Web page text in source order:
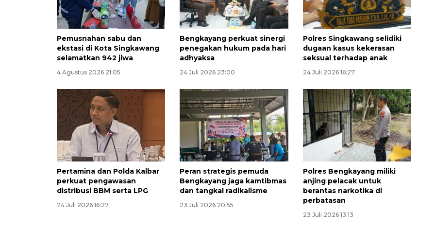
Pemusnahan sabu dan
ekstasi di Kota Singkawang
selamatkan 942 jiwa
4 Agustus 2026 21:05
Bengkayang perkuat sinergi
penegakan hukum pada hari
adhyaksa
24 Juli 2026 23:00
Polres Singkawang selidiki
dugaan kasus kekerasan
seksual terhadap anak
24 Juli 2026 16:27
Pertamina dan Polda Kalbar
perkuat pengawasan
distribusi BBM serta LPG
24 Juli 2026 16:27
Peran strategis pemuda
Bengkayang jaga kamtibmas
dan tangkal radikalisme
23 Juli 2026 20:55
Polres Bengkayang miliki
anjing pelacak untuk
berantas narkotika di
perbatasan
23 Juli 2026 13:13
Sinyal positif perekonomian
Indonesia
2026-08-05 15:00:00